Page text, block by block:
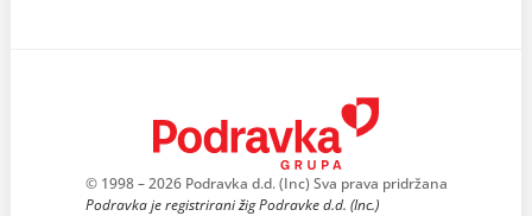
© 1998 – 2026 Podravka d.d. (Inc) Sva prava pridržana
Podravka je registrirani žig Podravke d.d. (Inc.)